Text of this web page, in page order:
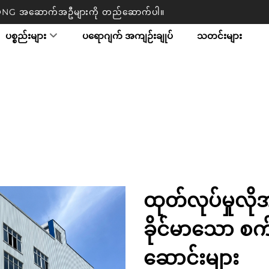
အဆောက်အဦများကို တည်ဆောက်ပါ။
ပစ္စည်းများ ပရောဂျက် အကျဉ်းချုပ် သတင်းများ
ထုတ်လုပ်မှုလိုအ
ခိုင်မာသော စ
ဆောင်းများ